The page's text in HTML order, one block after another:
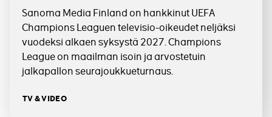
Sanoma Media Finland on hankkinut UEFA
Champions Leaguen televisio-oikeudet neljäksi
vuodeksi alkaen syksystä 2027. Champions
League on maailman isoin ja arvostetuin
jalkapallon seurajoukkueturnaus.
Tagit
TV & VIDEO